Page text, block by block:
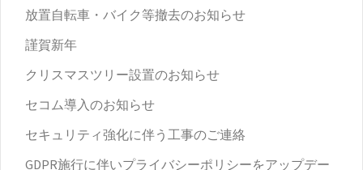
放置自転車・バイク等撤去のお知らせ
謹賀新年
クリスマスツリー設置のお知らせ
セコム導入のお知らせ
セキュリティ強化に伴う工事のご連絡
GDPR施行に伴いプライバシーポリシーをアップデー